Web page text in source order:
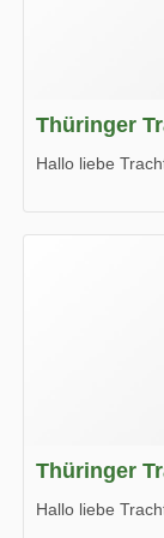
Thüringer
Hallo liebe
Wir wünschen
Thüringer
Hallo liebe